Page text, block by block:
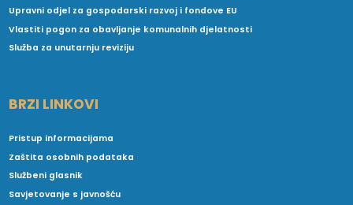
Upravni odjel za gospodarski razvoj i fondove EU
Vlastiti pogon za obavljanje komunalnih djelatnosti
Služba za unutarnju reviziju
BRZI LINKOVI
Pristup informacijama
Zaštita osobnih podataka
Službeni glasnik
Savjetovanje s javnošću